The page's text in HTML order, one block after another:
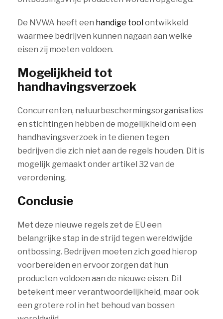
De NVWA heeft een handige toolontwikkeld
waarmee bedrijven kunnen nagaan aan welke
eisen zij moeten voldoen.
Mogelijkheid tot
handhavingsverzoek
Concurrenten, natuurbeschermingsorganisaties
en stichtingen hebben de mogelijkheid om een
handhavingsverzoek in te dienen tegen
bedrijven die zich niet aan de regels houden. Dit is
mogelijk gemaakt onder artikel 32 van de
verordening.
Conclusie
Met deze nieuwe regels zet de EU een
belangrijke stap in de strijd tegen wereldwijde
ontbossing. Bedrijven moeten zich goed hierop
voorbereiden en ervoor zorgen dat hun
producten voldoen aan de nieuwe eisen. Dit
betekent meer verantwoordelijkheid, maar ook
een grotere rol in het behoud van bossen